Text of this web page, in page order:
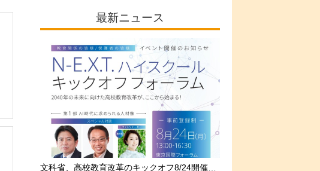
最新ニュース
文科省、高校教育改革のキックオフ8/24開催…